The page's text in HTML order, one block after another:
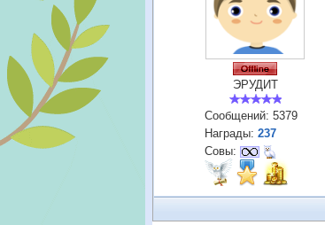
ЭРУДИТ
Сообщений: 5379
Награды: 237
Совы: